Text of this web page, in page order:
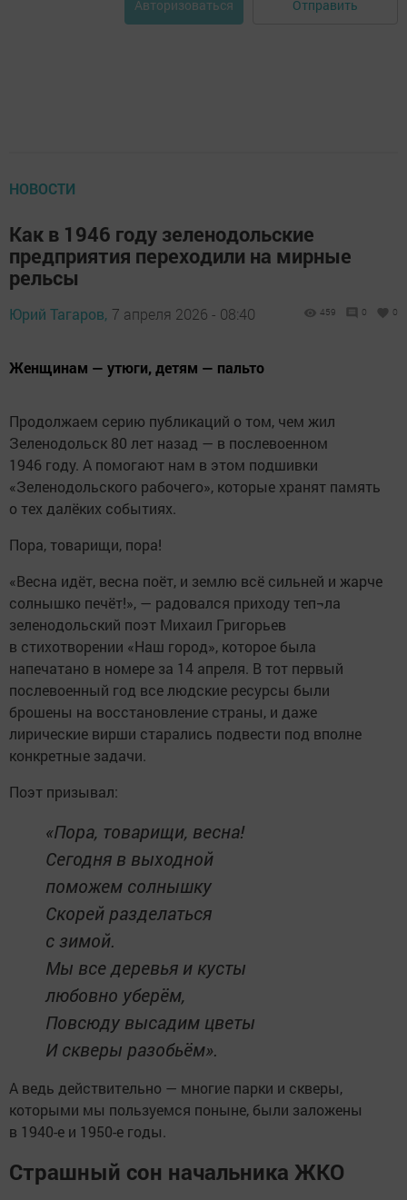
Авторизоваться Отправить
НОВОСТИ
Как в 1946 году зеленодольские
предприятия переходили на мирные
рельсы
Юрий Тагаров, 7 апреля 2026 - 08:40 459 0 0
Женщинам — утюги, детям — пальто
Продолжаем серию публикаций о том, чем жил
Зеленодольск 80 лет назад — в послевоенном
1946 году. А помогают нам в этом подшивки
«Зеленодольского рабочего», которые хранят память
о тех далёких событиях.
Пора, товарищи, пора!
«Весна идёт, весна поёт, и землю всё сильней и жарче
солнышко печёт!», — радовался приходу теп¬ла
зеленодольский поэт Михаил Григорьев
в стихотворении «Наш город», которое была
напечатано в номере за 14 апреля. В тот первый
послевоенный год все людские ресурсы были
брошены на восстановление страны, и даже
лирические вирши старались подвести под вполне
конкретные задачи.
Поэт призывал:
«Пора, товарищи, весна!
Сегодня в выходной
поможем солнышку
Скорей разделаться
с зимой.
Мы все деревья и кусты
любовно уберём,
Повсюду высадим цветы
И скверы разобьём».
А ведь действительно — многие парки и скверы,
которыми мы пользуемся поныне, были заложены
в 1940-е и 1950-е годы.
Страшный сон начальника ЖКО